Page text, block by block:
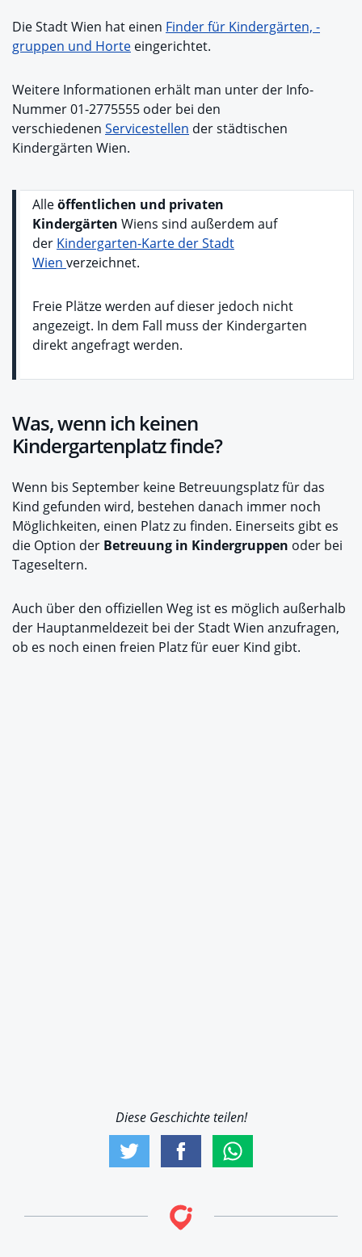
Die Stadt Wien hat einen Finder für Kindergärten, -
gruppen und Horte eingerichtet.
Weitere Informationen erhält man unter der Info-
Nummer 01-2775555 oder bei den
verschiedenen Servicestellen der städtischen
Kindergärten Wien.
Alleöffentlichen und privaten
Kindergärten Wiens sind außerdem auf
der Kindergarten-Karte der Stadt
Wien verzeichnet.
Freie Plätze werden auf dieser jedoch nicht
angezeigt. In dem Fall muss der Kindergarten
direkt angefragt werden.
Was, wenn ich keinen
Kindergartenplatz finde?
Wenn bis September keine Betreuungsplatz für das
Kind gefunden wird, bestehen danach immer noch
Möglichkeiten, einen Platz zu finden. Einerseits gibt es
die Option der Betreuung in Kindergruppen oder bei
Tageseltern.
Auch über den offiziellen Weg ist es möglich außerhalb
der Hauptanmeldezeit bei der Stadt Wien anzufragen,
ob es noch einen freien Platz für euer Kind gibt.
Diese Geschichte teilen!